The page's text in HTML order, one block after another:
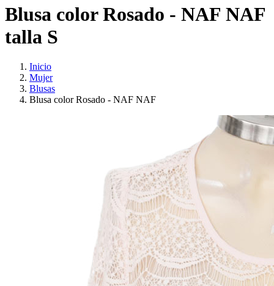
Blusa color Rosado - NAF NAF
talla S
Inicio
Mujer
Blusas
Blusa color Rosado - NAF NAF